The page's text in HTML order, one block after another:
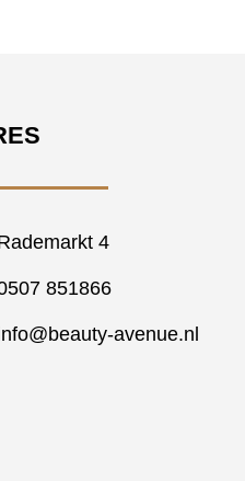
4
851866
avenue.nl